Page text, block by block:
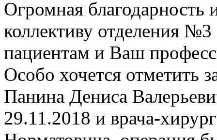
Огромная благодарность
коллективу отделения
пациентам и Ваш
Особо хочется отметить
Панина Дениса
29.11.2018 и врача-